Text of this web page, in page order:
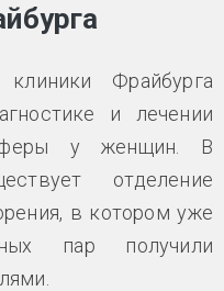
клиники Фрайбурга
и лечении
у женщин. В
отделение
в котором уже
пар получили